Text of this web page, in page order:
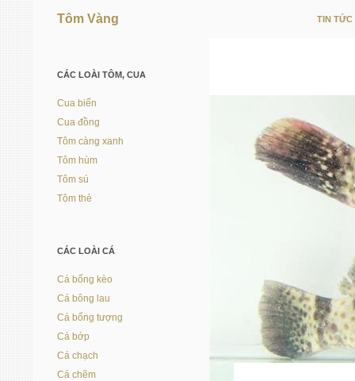
Tôm Vàng
TIN TỨC
CÁC LOÀI TÔM, CUA
Cua biển
Cua đồng
Tôm càng xanh
Tôm hùm
Tôm sú
Tôm thẻ
CÁC LOÀI CÁ
Cá bống kèo
Cá bông lau
Cá bống tượng
Cá bớp
Cá chạch
Cá chẽm